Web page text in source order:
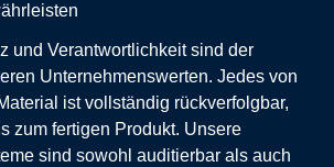
und Verantwortlichkeit sind der
Unternehmenswerten. Jedes von
ist vollständig rückverfolgbar,
zum fertigen Produkt. Unsere
sind sowohl auditierbar als auch